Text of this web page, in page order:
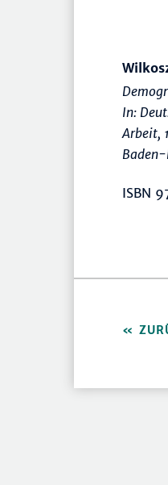
In:
Arbeit,
Baden-
ISBN